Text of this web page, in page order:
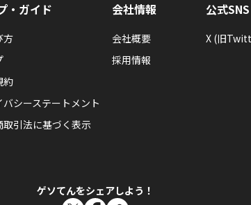
・ガイド
方
約
バシーステートメント
取引法に基づく表示
会社情報
会社概要
採用情報
公式SNS
X (旧
ゲソてんをシェアしよう！